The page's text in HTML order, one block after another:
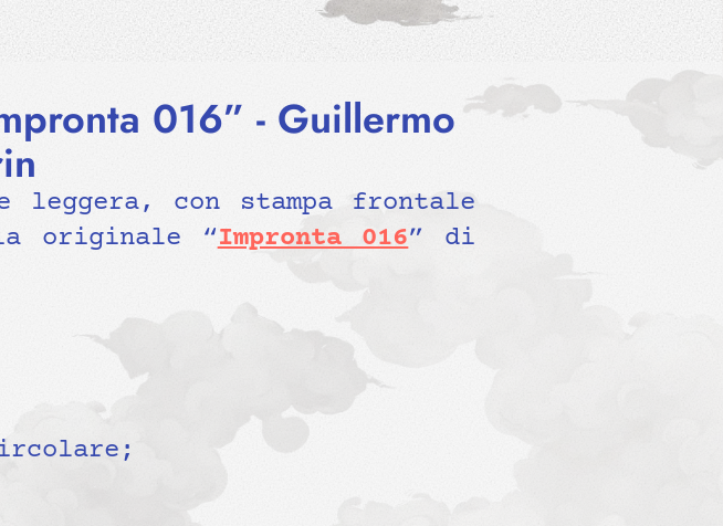
016” - Guillermo
con stampa frontale
originale “Impronta 016” di